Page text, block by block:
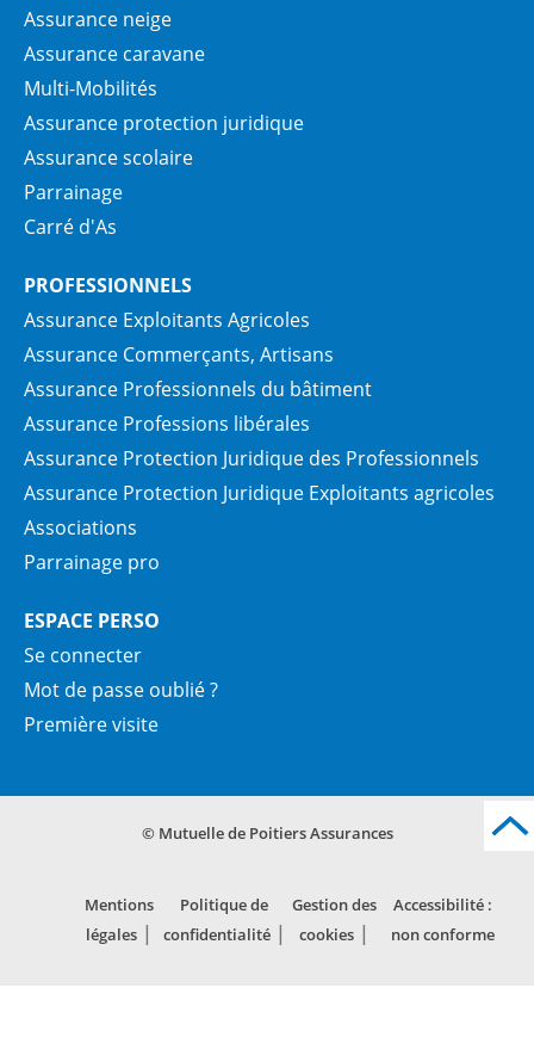
Assurance neige
Assurance caravane
Multi-Mobilités
Assurance protection juridique
Assurance scolaire
Parrainage
Carré d'As
PROFESSIONNELS
Assurance Exploitants Agricoles
Assurance Commerçants, Artisans
Assurance Professionnels du bâtiment
Assurance Professions libérales
Assurance Protection Juridique des Professionnels
Assurance Protection Juridique Exploitants agricoles
Associations
Parrainage pro
ESPACE PERSO
Se connecter
Mot de passe oublié ?
Première visite
© Mutuelle de Poitiers Assurances
Mentions
légales
Politique de
confidentialité
Gestion des
cookies
Accessibilité :
non conforme